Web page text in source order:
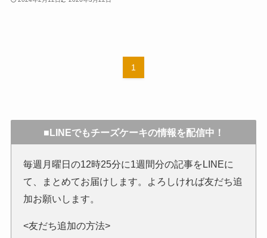
1
■LINEでもチーズケーキの情報を配信中！
毎週月曜日の12時25分に1週間分の記事をLINEに
て、まとめてお届けします。よろしければ友だち追
加お願いします。
<友だち追加の方法>